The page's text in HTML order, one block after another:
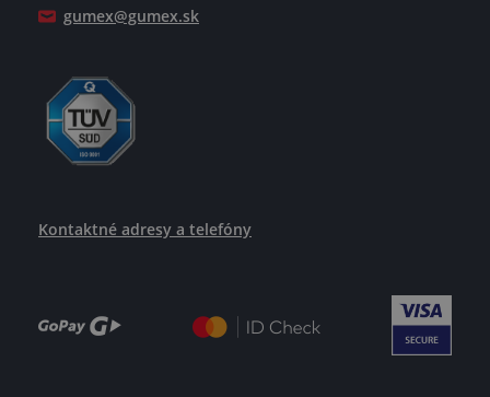
gumex@gumex.sk
Kontaktné adresy a telefóny